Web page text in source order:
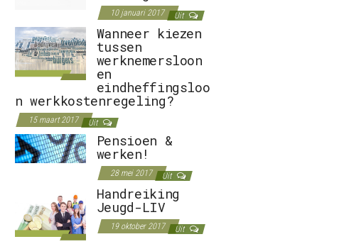
10 januari 2017 Uit
Wanneer kiezen
tussen
werknemersloon
en
eindheffingsloo
n werkkostenregeling?
15 maart 2017 Uit
Pensioen &
werken!
28 mei 2017 Uit
Handreiking
Jeugd-LIV
19 oktober 2017 Uit